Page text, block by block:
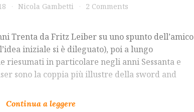
Nicola Gambetti 2 Comments
Trenta da Fritz Leiber su uno spunto dell’amico
iniziale si è dileguato), poi a lungo
riesumati in particolare negli anni Sessanta e
sono la coppia più illustre della sword and